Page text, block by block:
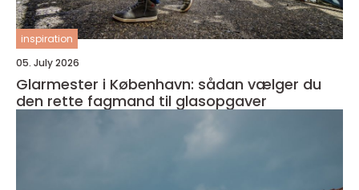
inspiration
05. July 2026
Glarmester i København: sådan vælger du
den rette fagmand til glasopgaver